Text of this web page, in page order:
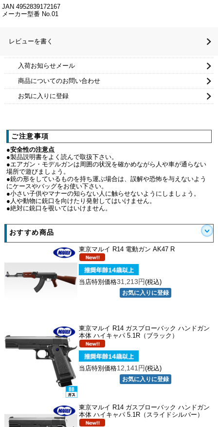
JAN 4952839172167
メーカー型番 No.01
レビューを書く
入荷お知らせメール
商品についてのお問い合わせ
お気に入りに登録
ご注意事項
●安全性の注意点
●製品説明書をよく読んで取扱下さい。
●エアガン・モデルガンは周囲の状況を確かめながら人や車が通らない
場所で遊びましょう。
●銃の形をしているものを持ち運ぶ場合は、誤解や恐怖を与えないよう
にケースやバッグをお使い下さい。
●小さい子供やマナーの知らない人に触らせないようにしましょう。
●人や動物に銃口を向けたり発射してはいけません。
●絶対に銃口を覗いてはいけません。
おすすめ商品
東京マルイ R14 電動ガン AK47 R
当店特別価格31,213円(税込)
東京マルイ R14 ガスブローバック ハンドガン
本体 ハイキャパ 5.1R（ブラック）
当店特別価格12,141円(税込)
東京マルイ R14 ガスブローバック ハンドガン
本体 ハイキャパ 5.1R（スライドシルバー）